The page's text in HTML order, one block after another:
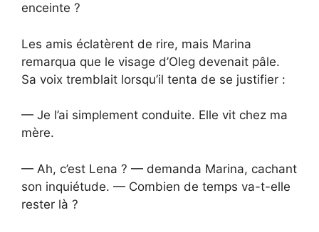
enceinte ?
Les amis éclatèrent de rire, mais Marina
remarqua que le visage d’Oleg devenait pâle.
Sa voix tremblait lorsqu’il tenta de se justifier :
— Je l’ai simplement conduite. Elle vit chez ma
mère.
— Ah, c’est Lena ? — demanda Marina, cachant
son inquiétude. — Combien de temps va-t-elle
rester là ?